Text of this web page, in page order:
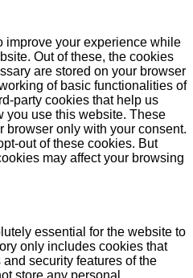
improve your experience while
Out of these, the cookies
are stored on your browser
of basic functionalities of
party cookies that help us
you use this website. These
browser only with your consent.
out of these cookies. But
may affect your browsing
essential for the website to
only includes cookies that
security features of the